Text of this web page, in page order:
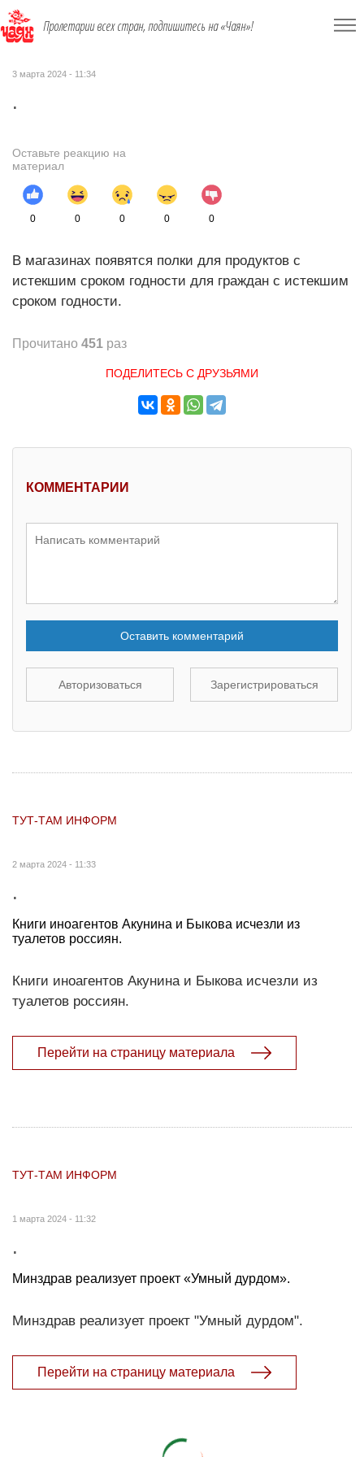
Пролетарии всех стран, подпишитесь на «Чаян»!
3 марта 2024 - 11:34
.
Оставьте реакцию на
материал
0 0 0 0 0
В магазинах появятся полки для продуктов с
истекшим сроком годности для граждан с истекшим
сроком годности.
Прочитано 451 раз
ПОДЕЛИТЕСЬ С ДРУЗЬЯМИ
КОММЕНТАРИИ
Оставить комментарий
Авторизоваться Зарегистрироваться
ТУТ-ТАМ ИНФОРМ
2 марта 2024 - 11:33
.
Книги иноагентов Акунина и Быкова исчезли из
туалетов россиян.
Книги иноагентов Акунина и Быкова исчезли из
туалетов россиян.
Перейти на страницу материала
ТУТ-ТАМ ИНФОРМ
1 марта 2024 - 11:32
.
Минздрав реализует проект «Умный дурдом».
Минздрав реализует проект "Умный дурдом".
Перейти на страницу материала